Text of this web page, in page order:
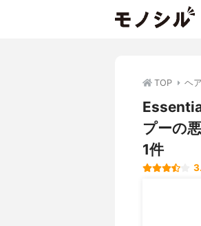
TOP ヘ
プーの
1件